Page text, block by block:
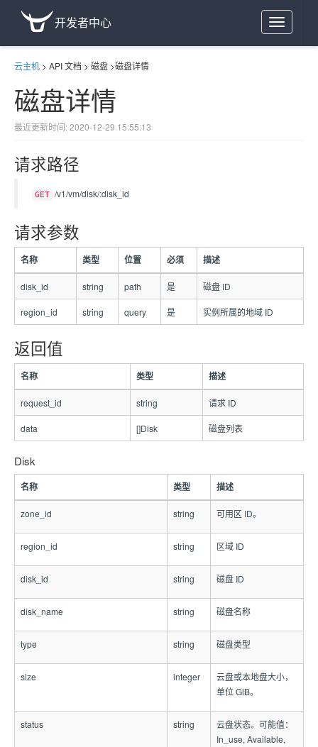
Toggle
navigation
开发者中心
云主机 > API 文档 > 磁盘 >磁盘详情
磁盘详情
最近更新时间: 2020-12-29 15:55:13
请求路径
GET /v1/vm/disk/:disk_id
请求参数
名称 类型 位置 必须 描述
disk_id string path 是 磁盘 ID
region_id string query 是 实例所属的地域 ID
返回值
名称 类型 描述
request_id string 请求 ID
data []Disk 磁盘列表
Disk
名称 类型 描述
zone_id string 可用区 ID。
region_id string 区域 ID
disk_id string 磁盘 ID
disk_name string 磁盘名称
type string 磁盘类型
size integer
云盘或本地盘大小，
单位 GiB。
status string
云盘状态。可能值：
In_use, Available,